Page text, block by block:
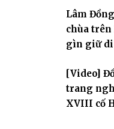
Lâm
chùa trên
gìn giữ di
[Video]
trang
XVIII cố